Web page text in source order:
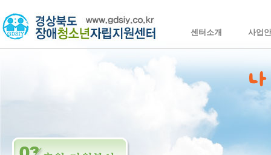
센터소개 사업